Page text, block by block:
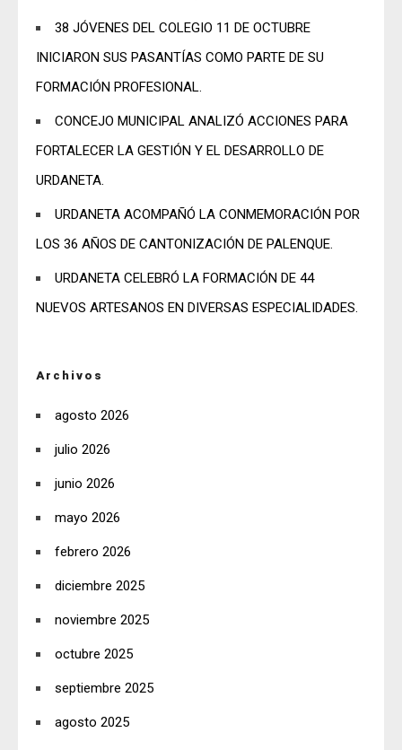
38 JÓVENES DEL COLEGIO 11 DE OCTUBRE
INICIARON SUS PASANTÍAS COMO PARTE DE SU
FORMACIÓN PROFESIONAL.
CONCEJO MUNICIPAL ANALIZÓ ACCIONES PARA
FORTALECER LA GESTIÓN Y EL DESARROLLO DE
URDANETA.
URDANETA ACOMPAÑÓ LA CONMEMORACIÓN POR
LOS 36 AÑOS DE CANTONIZACIÓN DE PALENQUE.
URDANETA CELEBRÓ LA FORMACIÓN DE 44
NUEVOS ARTESANOS EN DIVERSAS ESPECIALIDADES.
Archivos
agosto 2026
julio 2026
junio 2026
mayo 2026
febrero 2026
diciembre 2025
noviembre 2025
octubre 2025
septiembre 2025
agosto 2025